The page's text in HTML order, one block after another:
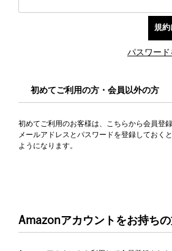
パスワード
初めてご利用の方・会員以外の方
初めてご利用のお客様は、こちらから会員登
メールアドレスとパスワードを登録しておく
ようになります。
Amazonアカウントをお持ち